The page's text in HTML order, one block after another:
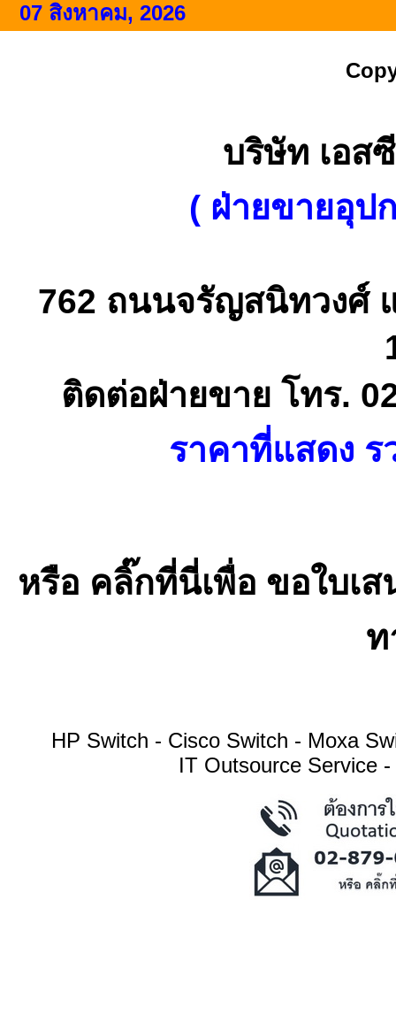
07 สิงหาคม, 2026
บริษัท เอส
( ฝ่ายขายอุป
762 ถนนจรัญสนิทวงศ์
ติดต่อฝ่ายขาย โทร.
ราคาที่แสดง
หรือ คลิ๊กที่นี่เพื่อ ขอใบเ
ท
HP Switch - Cisco Switch - Moxa
IT Outsource Service